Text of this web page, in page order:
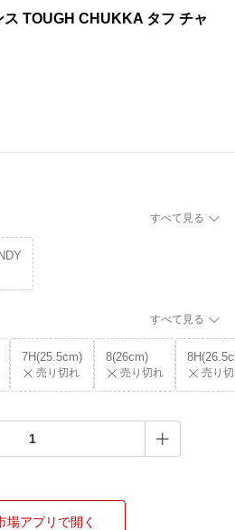
ス TOUGH CHUKKA タフ チャ
すべて見る
すべて見る
7H(25.5cm)
売り切れ
8(26cm)
売り切れ 売り
場アプリで開く